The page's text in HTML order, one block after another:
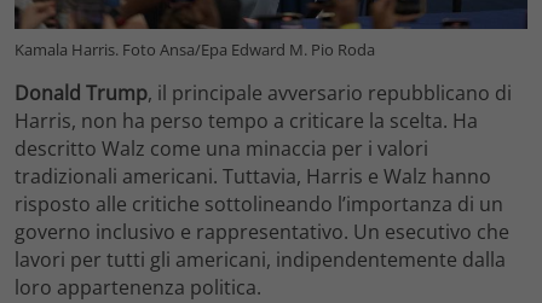
Kamala Harris. Foto Ansa/Epa Edward M. Pio Roda
Donald Trump, il principale avversario repubblicano di
Harris, non ha perso tempo a criticare la scelta. Ha
descritto Walz come una minaccia per i valori
tradizionali americani. Tuttavia, Harris e Walz hanno
risposto alle critiche sottolineando l’importanza di un
governo inclusivo e rappresentativo. Un esecutivo che
lavori per tutti gli americani, indipendentemente dalla
loro appartenenza politica.